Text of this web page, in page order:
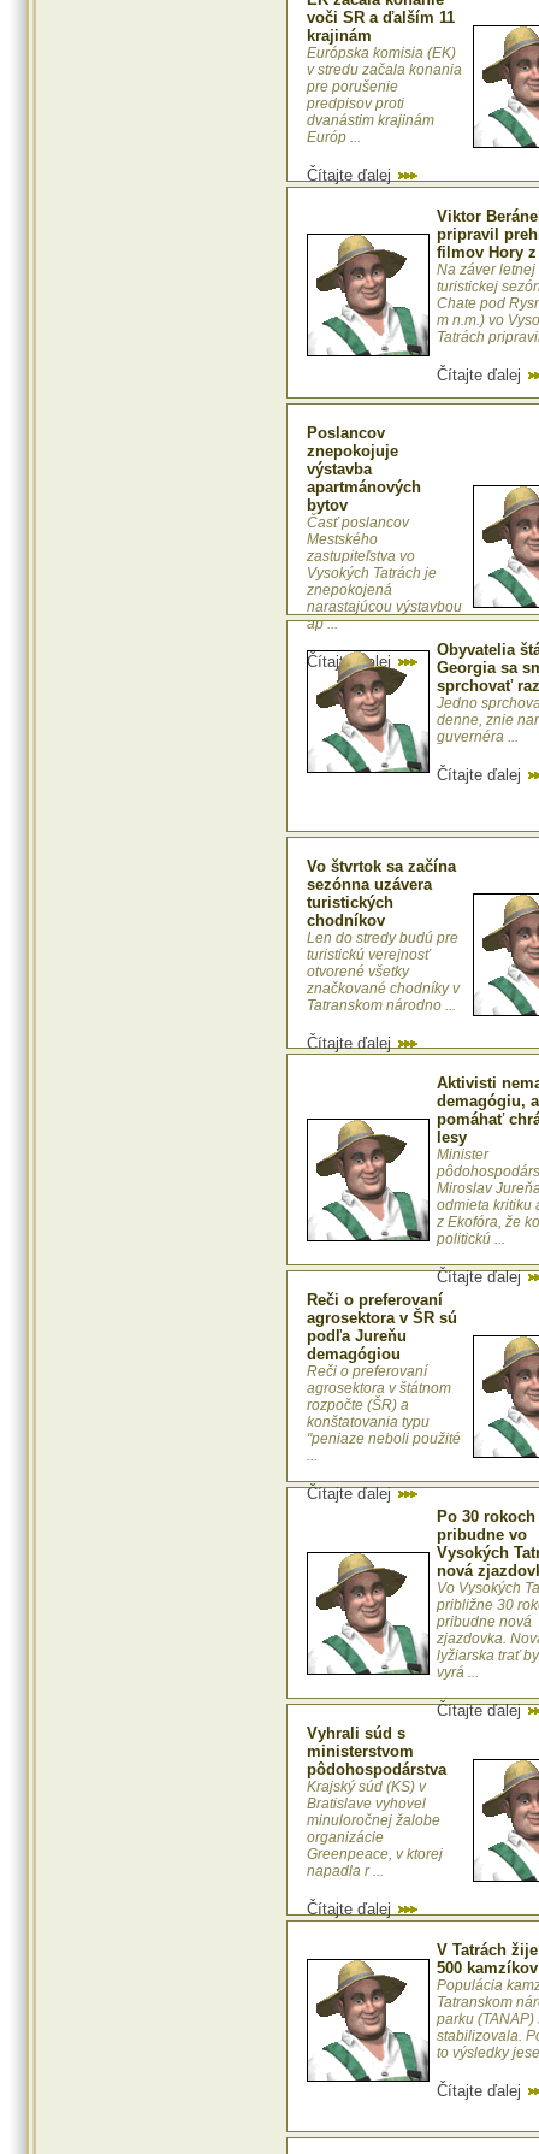
voči SR a ďalším 11
krajinám
Európska komisia (EK)
v stredu začala konania
pre porušenie
predpisov proti
dvanástim krajinám
Európ ...
Čítajte ďalej
Viktor
pripravil
filmov Hory
Na záver letnej
turistickej
Chate pod
m n.m.) vo
Tatrách
Čítajte ďalej
Poslancov
znepokojuje
výstavba
apartmánových
bytov
Časť poslancov
Mestského
zastupiteľstva vo
Vysokých Tatrách je
znepokojená
narastajúcou výstavbou
ap ...
Čítajte ďalej
Obyvatelia
Georgia sa
sprchovať
Jedno
denne, znie
guvernéra ...
Čítajte ďalej
Vo štvrtok sa začína
sezónna uzávera
turistických
chodníkov
Len do stredy budú pre
turistickú verejnosť
otvorené všetky
značkované chodníky v
Tatranskom národno ...
Čítajte ďalej
Aktivisti
demagógiu,
pomáhať
lesy
Minister
Miroslav
odmieta kritiku
z Ekofóra, že
politickú ...
Čítajte ďalej
Reči o preferovaní
agrosektora v ŠR sú
podľa Jureňu
demagógiou
Reči o preferovaní
agrosektora v štátnom
rozpočte (ŠR) a
konštatovania typu
"peniaze neboli použité
...
Čítajte ďalej
Po 30 rokoch
pribudne vo
Vysokých
nová
Vo Vysokých
približne 30
pribudne nová
zjazdovka.
lyžiarska trať
vyrá ...
Čítajte ďalej
Vyhrali súd s
ministerstvom
pôdohospodárstva
Krajský súd (KS) v
Bratislave vyhovel
minuloročnej žalobe
organizácie
Greenpeace, v ktorej
napadla r ...
Čítajte ďalej
V Tatrách
500 kamzíkov
Populácia
Tatranskom
parku (TANAP)
stabilizovala.
to výsledky
Čítajte ďalej